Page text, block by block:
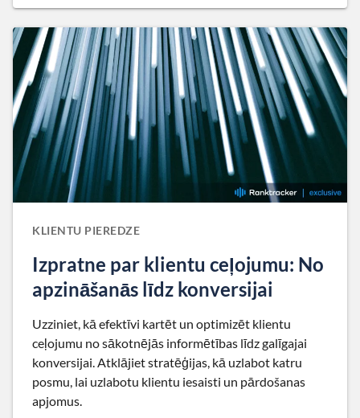
KLIENTU PIEREDZE
Izpratne par klientu ceļojumu: No
apzināšanās līdz konversijai
Uzziniet, kā efektīvi kartēt un optimizēt klientu
ceļojumu no sākotnējās informētības līdz galīgajai
konversijai. Atklājiet stratēģijas, kā uzlabot katru
posmu, lai uzlabotu klientu iesaisti un pārdošanas
apjomus.